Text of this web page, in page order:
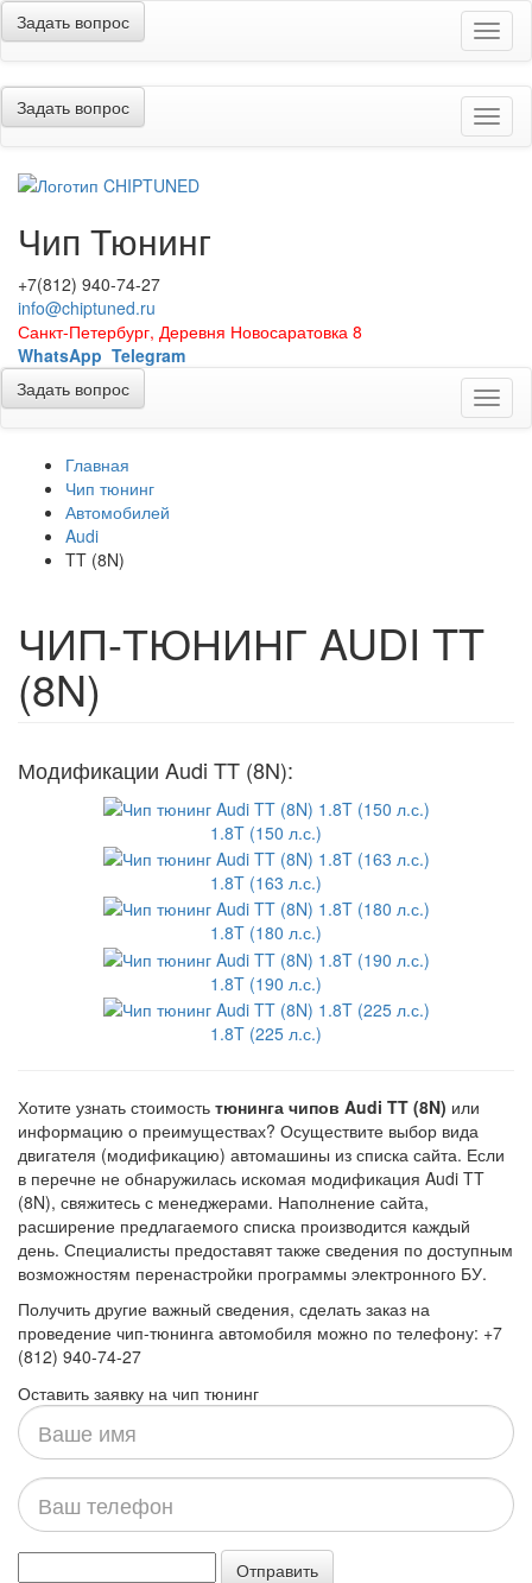
Меню
Задать вопрос
Меню
Задать вопрос
Чип Тюнинг
+7(812) 940-74-27
info@chiptuned.ru
Санкт-Петербург, Деревня Новосаратовка 8
WhatsApp Telegram
Меню
Задать вопрос
Главная
Чип тюнинг
Автомобилей
Audi
TT (8N)
ЧИП-ТЮНИНГ AUDI TT
(8N)
Модификации Audi TT (8N):
1.8T (150 л.с.)
1.8T (163 л.с.)
1.8T (180 л.с.)
1.8T (190 л.с.)
1.8T (225 л.с.)
Хотите узнать стоимость тюнинга чипов Audi TT (8N) или
информацию о преимуществах? Осуществите выбор вида
двигателя (модификацию) автомашины из списка сайта. Если
в перечне не обнаружилась искомая модификация Audi TT
(8N), свяжитесь с менеджерами. Наполнение сайта,
расширение предлагаемого списка производится каждый
день. Специалисты предоставят также сведения по доступным
возможностям перенастройки программы электронного БУ.
Получить другие важный сведения, сделать заказ на
проведение чип-тюнинга автомобиля можно по телефону: +7
(812) 940-74-27
Оставить заявку на чип тюнинг
Ваше
имя
Ваш
телефон
Отправить